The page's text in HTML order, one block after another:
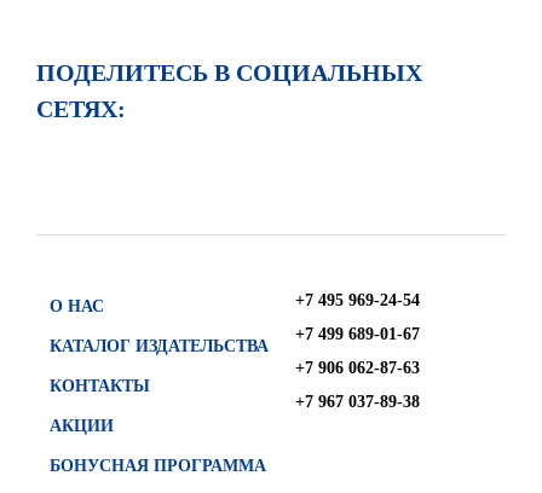
ПОДЕЛИТЕСЬ В СОЦИАЛЬНЫХ
СЕТЯХ:
О НАС
КАТАЛОГ ИЗДАТЕЛЬСТВА
КОНТАКТЫ
АКЦИИ
БОНУСНАЯ ПРОГРАММА
+7 495 969-24-54
+7 499 689-01-67
+7 906 062-87-63
+7 967 037-89-38